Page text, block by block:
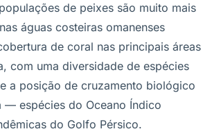
de peixes são muito mais
águas costeiras omanenses
de coral nas principais áreas
com uma diversidade de espécies
a posição de cruzamento biológico
— espécies do Oceano Índico
do Golfo Pérsico.